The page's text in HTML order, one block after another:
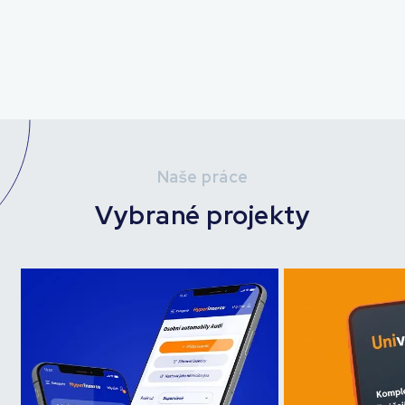
Naše práce
Vybrané projekty